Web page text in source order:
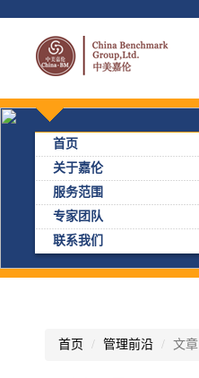
首页
关于嘉伦
服务范围
专家团队
联系我们
首页 管理前沿 文章